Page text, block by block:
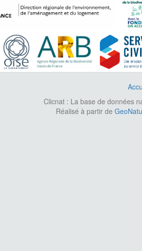
Clicnat : La base de données
Réalisé à partir de